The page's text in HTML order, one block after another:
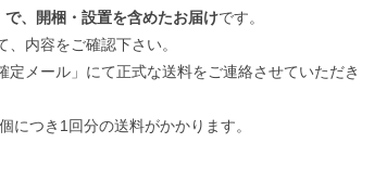
、開梱・設置を含めたお届けです。
内容をご確認下さい。
メール」にて正式な送料をご連絡させていただき
つき1回分の送料がかかります。